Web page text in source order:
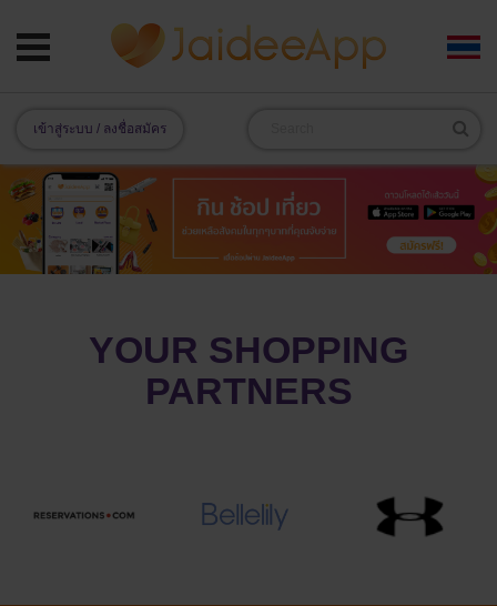
เข้าสู่ระบบ / ลงชื่อสมัคร
YOUR SHOPPING
PARTNERS